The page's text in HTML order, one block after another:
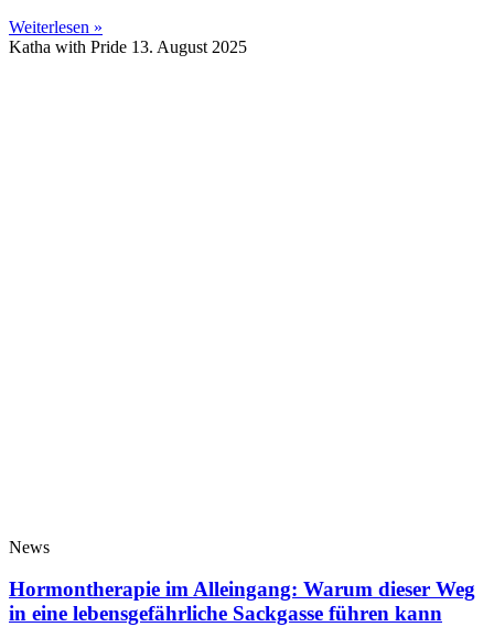
Weiterlesen »
Katha with Pride 13. August 2025
News
Hormontherapie im Alleingang: Warum dieser Weg
in eine lebensgefährliche Sackgasse führen kann